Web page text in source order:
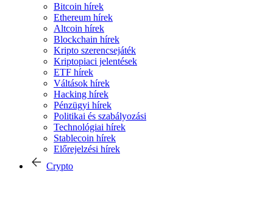
Bitcoin hírek
Ethereum hírek
Altcoin hírek
Blockchain hírek
Kripto szerencsejáték
Kriptopiaci jelentések
ETF hírek
Váltások hírek
Hacking hírek
Pénzügyi hírek
Politikai és szabályozási
Technológiai hírek
Stablecoin hírek
Előrejelzési hírek
Crypto